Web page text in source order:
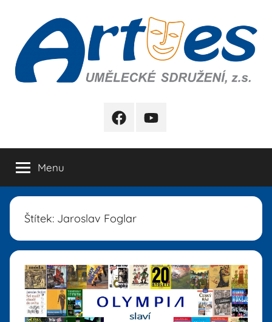
obsahu
FB YB
Menu
Štítek: Jaroslav Foglar